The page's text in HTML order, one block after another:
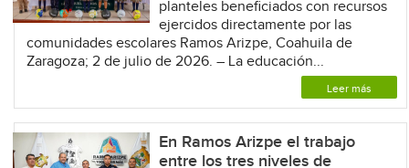
planteles beneficiados con recursos
ejercidos directamente por las
comunidades escolares Ramos Arizpe, Coahuila de
Zaragoza; 2 de julio de 2026. – La educación...
Leer más
En Ramos Arizpe el trabajo
entre los tres niveles de